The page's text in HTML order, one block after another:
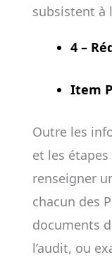
subsistent à
4 –
Item
Outre les
et les
renseigner
chacun des
documents
l’audit, ou